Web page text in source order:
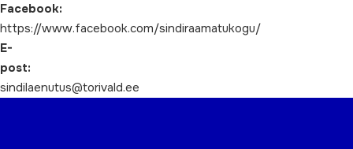
Facebook:
https://www.facebook.com/sindiraamatukogu/
E-
post:
sindilaenutus@torivald.ee